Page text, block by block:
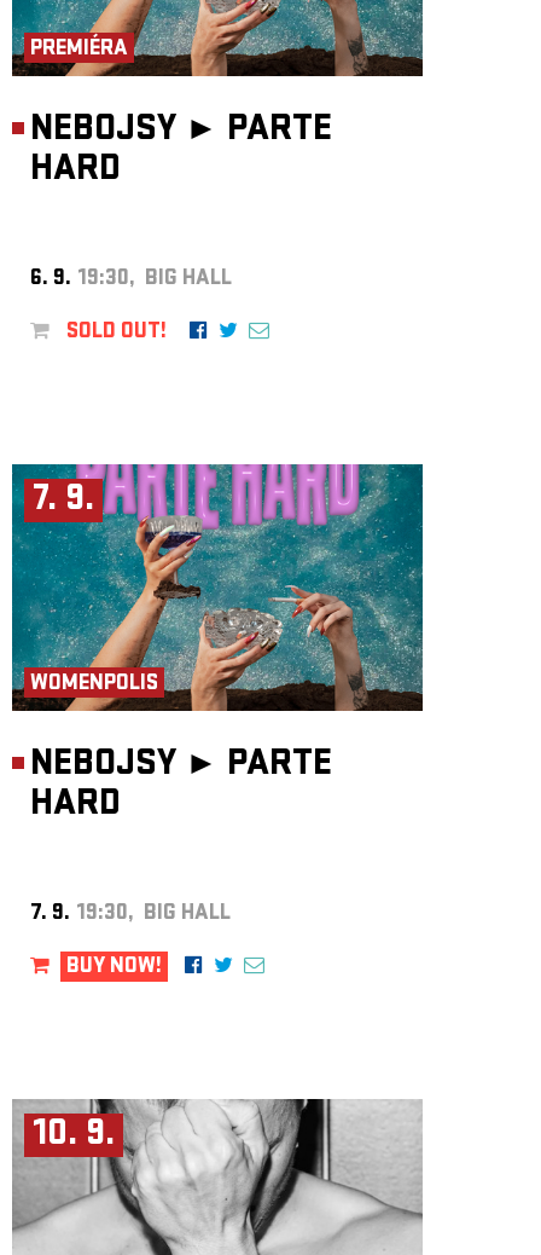
PREMIÉRA
NEBOJSY ► PARTE
HARD
6. 9. 19:30, BIG HALL
SOLD OUT!
7. 9.
WOMENPOLIS
NEBOJSY ► PARTE
HARD
7. 9. 19:30, BIG HALL
BUY NOW!
10. 9.